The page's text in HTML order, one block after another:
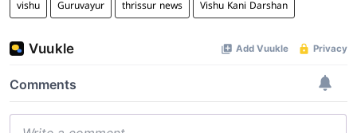
vishu Guruvayur thrissur news Vishu Kani Darshan